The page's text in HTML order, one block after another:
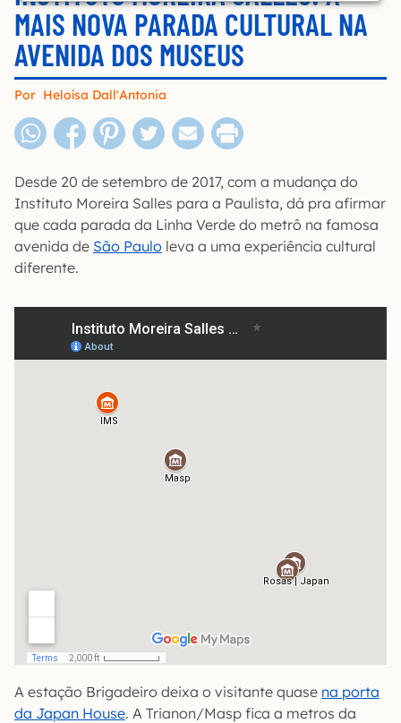
MAIS NOVA PARADA CULTURAL NA
AVENIDA DOS MUSEUS
Por Heloísa Dall'Antonia
Desde 20 de setembro de 2017, com a mudança do
Instituto Moreira Salles para a Paulista, dá pra afirmar
que cada parada da Linha Verde do metrô na famosa
avenida de São Paulo leva a uma experiência cultural
diferente.
A estação Brigadeiro deixa o visitante quase na porta
da Japan House. A Trianon/Masp fica a metros da